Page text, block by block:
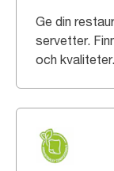
Ge din
servetter.
och kvaliteter.